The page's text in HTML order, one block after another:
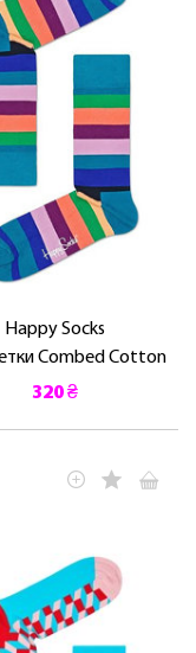
Happy Socks
Combed Cotton
320 ₴
ДО
ВІД НАС
НА